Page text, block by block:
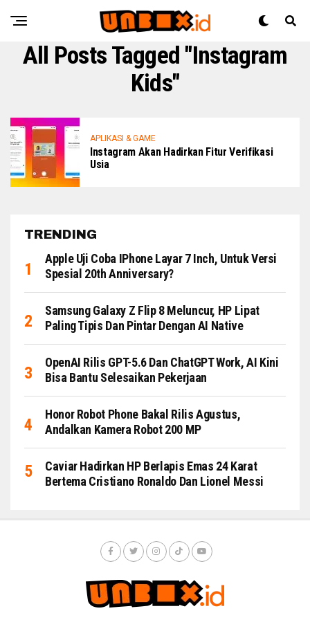
All Posts Tagged "instagram
Kids"
APLIKASI & GAME
Instagram Akan Hadirkan Fitur Verifikasi
Usia
TRENDING
Apple Uji Coba IPhone Layar 7 Inch, Untuk Versi
Spesial 20th Anniversary?
Samsung Galaxy Z Flip 8 Meluncur, HP Lipat
Paling Tipis Dan Pintar Dengan AI Native
OpenAI Rilis GPT-5.6 Dan ChatGPT Work, AI Kini
Bisa Bantu Selesaikan Pekerjaan
Honor Robot Phone Bakal Rilis Agustus,
Andalkan Kamera Robot 200 MP
Caviar Hadirkan HP Berlapis Emas 24 Karat
Bertema Cristiano Ronaldo Dan Lionel Messi